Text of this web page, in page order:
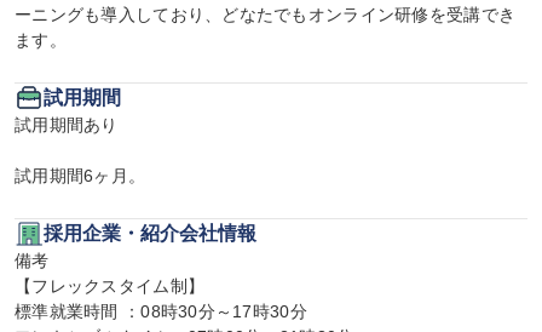
ーニングも導入しており、どなたでもオンライン研修を受講でき
ます。
試用期間
試用期間あり
試用期間6ヶ月。
採用企業・紹介会社情報
備考
【フレックスタイム制】
標準就業時間 ：08時30分～17時30分